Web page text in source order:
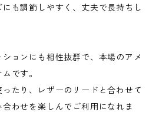
も調節しやすく、丈夫で長持ちし
ョンにも相性抜群で、本場のアメ
です。
たり、レザーのリードと合わせて
わせを楽しんでご利用になれま